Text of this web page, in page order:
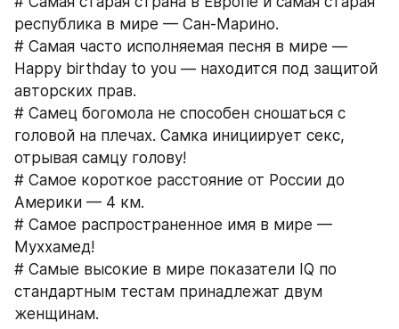
республика в мире — Сан-Марино.
# Самая часто исполняемая песня в мире —
Happy birthday to you — находится под защитой
авторских прав.
# Самец богомола не способен сношаться с
головой на плечах. Самка инициирует секс,
отрывая самцу голову!
# Самое короткое расстояние от России до
Америки — 4 км.
# Самое распространенное имя в мире —
Муххамед!
# Самые высокие в мире показатели IQ по
стандартным тестам принадлежат двум
женщинам.